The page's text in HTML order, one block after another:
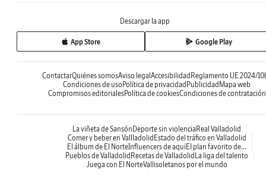
Descargar la app
App Store Google Play
ContactarQuiénes somosAviso legal Accesibilidad Reglamento UE 2024/
Condiciones de uso Política de privacidad Publicidad Mapa web
Compromisos editorialesPolítica de cookiesCondiciones de contratación
La viñeta de Sansón Deporte sin violencia Real Valladolid
Comer y beber en Vallladolid Estado del tráfico en Valladolid
El álbum de El NorteInfluencers de aquíEl plan favorito de...
Pueblos de Valladolid Recetas de Valladolid La liga del talento
Juega con El NorteVallisoletanos por el mundo